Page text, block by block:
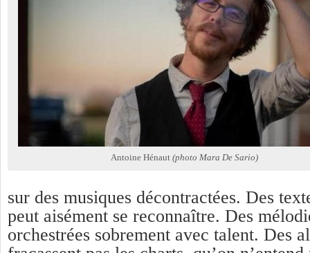
Antoine Hénaut (photo Mara De Sario)
sur des musiques décontractées. Des
peut aisément se reconnaître. Des
orchestrées sobrement avec talent. Des